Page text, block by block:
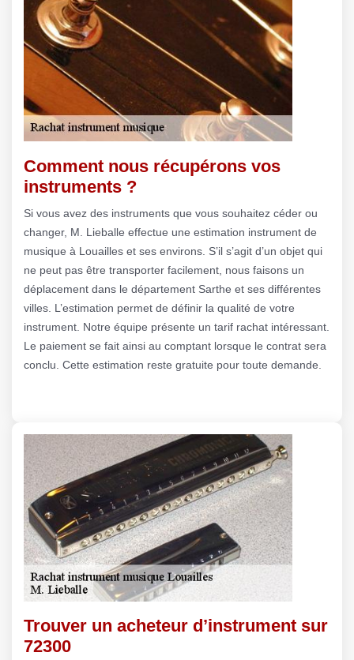
Comment nous récupérons vos
instruments ?
Si vous avez des instruments que vous souhaitez céder ou
changer, M. Lieballe effectue une estimation instrument de
musique à Louailles et ses environs. S’il s’agit d’un objet qui
ne peut pas être transporter facilement, nous faisons un
déplacement dans le département Sarthe et ses différentes
villes. L’estimation permet de définir la qualité de votre
instrument. Notre équipe présente un tarif rachat intéressant.
Le paiement se fait ainsi au comptant lorsque le contrat sera
conclu. Cette estimation reste gratuite pour toute demande.
Trouver un acheteur d’instrument sur
72300